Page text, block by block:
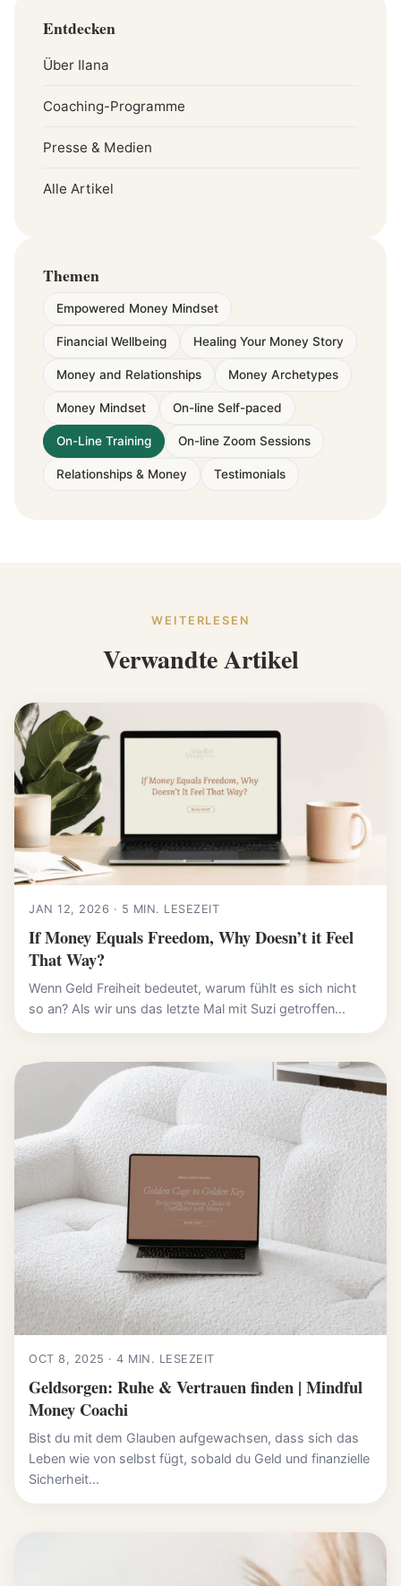
Entdecken
Über Ilana
Coaching-Programme
Presse & Medien
Alle Artikel
Themen
Empowered Money Mindset
Financial Wellbeing Healing Your Money Story
Money and Relationships Money Archetypes
Money Mindset On-line Self-paced
On-Line Training On-line Zoom Sessions
Relationships & Money Testimonials
WEITERLESEN
Verwandte Artikel
JAN 12, 2026 · 5 MIN. LESEZEIT
If Money Equals Freedom, Why Doesn’t it Feel
That Way?
Wenn Geld Freiheit bedeutet, warum fühlt es sich nicht
so an? Als wir uns das letzte Mal mit Suzi getroffen...
OCT 8, 2025 · 4 MIN. LESEZEIT
Geldsorgen: Ruhe & Vertrauen finden | Mindful
Money Coachi
Bist du mit dem Glauben aufgewachsen, dass sich das
Leben wie von selbst fügt, sobald du Geld und finanzielle
Sicherheit...